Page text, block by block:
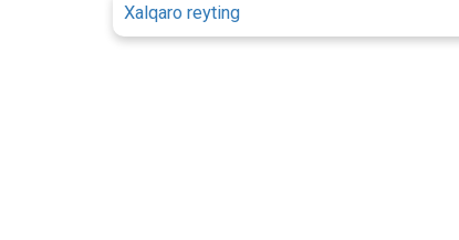
Xalqaro reyting